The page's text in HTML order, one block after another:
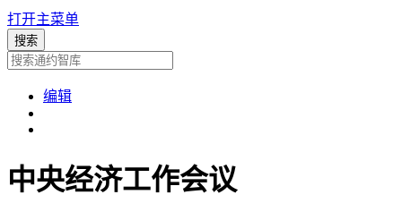
打开主菜单
编辑
中央经济工作会议